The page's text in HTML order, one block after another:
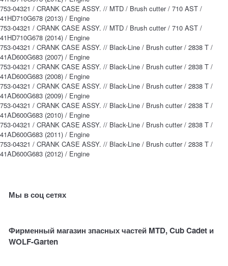
753-04321 / CRANK CASE ASSY. // MTD / Brush cutter / 710 AST /
41HD710G678 (2013) / Engine
753-04321 / CRANK CASE ASSY. // MTD / Brush cutter / 710 AST /
41HD710G678 (2014) / Engine
753-04321 / CRANK CASE ASSY. // Black-Line / Brush cutter / 2838 T /
41AD600G683 (2007) / Engine
753-04321 / CRANK CASE ASSY. // Black-Line / Brush cutter / 2838 T /
41AD600G683 (2008) / Engine
753-04321 / CRANK CASE ASSY. // Black-Line / Brush cutter / 2838 T /
41AD600G683 (2009) / Engine
753-04321 / CRANK CASE ASSY. // Black-Line / Brush cutter / 2838 T /
41AD600G683 (2010) / Engine
753-04321 / CRANK CASE ASSY. // Black-Line / Brush cutter / 2838 T /
41AD600G683 (2011) / Engine
753-04321 / CRANK CASE ASSY. // Black-Line / Brush cutter / 2838 T /
41AD600G683 (2012) / Engine
Мы в соц сетях
Фирменный магазин зпасных частей MTD, Cub Cadet и
WOLF-Garten